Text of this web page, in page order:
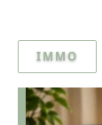
IMMO